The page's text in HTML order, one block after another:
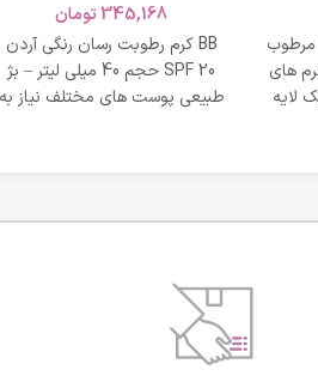
مرطوب
های
لایه
طبیعی
345,168تومان
BB کرم رطوبت رسان رنگی آردن
SPF 20 حجم 40 میلی لیتر – بژ
طبیعی پوست های مختلف نیاز به